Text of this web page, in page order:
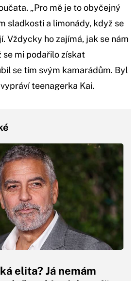
„Pro mě je to obyčejný
sladkosti a limonády, když se
Vždycky ho zajímá, jak se nám
se mi podařilo získat
se tím svým kamarádům. Byl
teenagerka Kai.
elita? Já nemám